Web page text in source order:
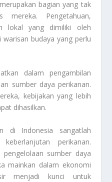
bagian yang tak
mereka. Pengetahuan,
lokal yang dimiliki oleh
budaya yang perlu
dalam pengambilan
sumber daya perikanan.
kebijakan yang lebih
dihasilkan.
di Indonesia sangatlah
perikanan.
sumber daya
mainkan dalam ekonomi
menjadi kunci untuk